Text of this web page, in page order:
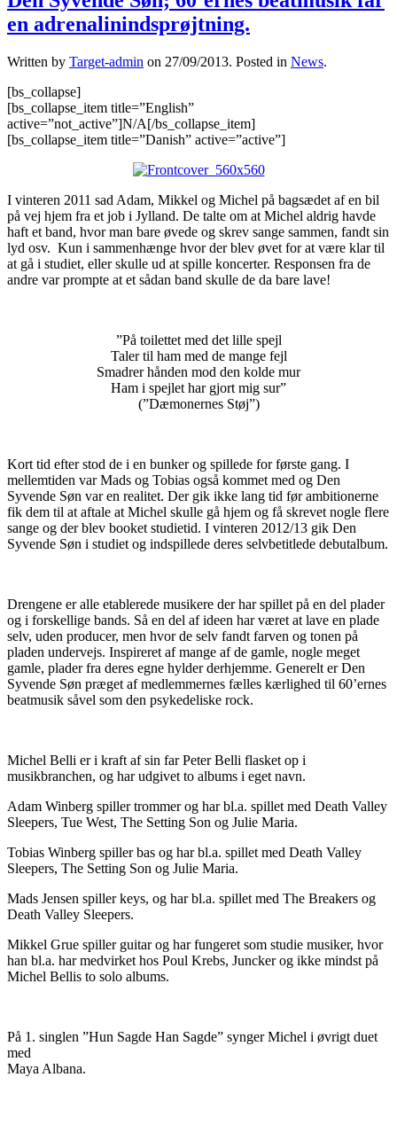
en adrenalinindsprøjtning.
Written by Target-admin on 27/09/2013. Posted in News.
[bs_collapse]
[bs_collapse_item title=”English”
active=”not_active”]N/A[/bs_collapse_item]
[bs_collapse_item title=”Danish” active=”active”]
I vinteren 2011 sad Adam, Mikkel og Michel på bagsædet af en bil
på vej hjem fra et job i Jylland. De talte om at Michel aldrig havde
haft et band, hvor man bare øvede og skrev sange sammen, fandt sin
lyd osv. Kun i sammenhænge hvor der blev øvet for at være klar til
at gå i studiet, eller skulle ud at spille koncerter. Responsen fra de
andre var prompte at et sådan band skulle de da bare lave!
”På toilettet med det lille spejl
Taler til ham med de mange fejl
Smadrer hånden mod den kolde mur
Ham i spejlet har gjort mig sur”
(”Dæmonernes Støj”)
Kort tid efter stod de i en bunker og spillede for første gang. I
mellemtiden var Mads og Tobias også kommet med og Den
Syvende Søn var en realitet. Der gik ikke lang tid før ambitionerne
fik dem til at aftale at Michel skulle gå hjem og få skrevet nogle flere
sange og der blev booket studietid. I vinteren 2012/13 gik Den
Syvende Søn i studiet og indspillede deres selvbetitlede debutalbum.
Drengene er alle etablerede musikere der har spillet på en del plader
og i forskellige bands. Så en del af ideen har været at lave en plade
selv, uden producer, men hvor de selv fandt farven og tonen på
pladen undervejs. Inspireret af mange af de gamle, nogle meget
gamle, plader fra deres egne hylder derhjemme. Generelt er Den
Syvende Søn præget af medlemmernes fælles kærlighed til 60’ernes
beatmusik såvel som den psykedeliske rock.
Michel Belli er i kraft af sin far Peter Belli flasket op i
musikbranchen, og har udgivet to albums i eget navn.
Adam Winberg spiller trommer og har bl.a. spillet med Death Valley
Sleepers, Tue West, The Setting Son og Julie Maria.
Tobias Winberg spiller bas og har bl.a. spillet med Death Valley
Sleepers, The Setting Son og Julie Maria.
Mads Jensen spiller keys, og har bl.a. spillet med The Breakers og
Death Valley Sleepers.
Mikkel Grue spiller guitar og har fungeret som studie musiker, hvor
han bl.a. har medvirket hos Poul Krebs, Juncker og ikke mindst på
Michel Bellis to solo albums.
På 1. singlen ”Hun Sagde Han Sagde” synger Michel i øvrigt duet
med
Maya Albana.